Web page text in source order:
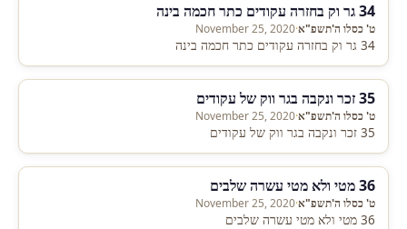
34 גר וק בחזרה עקודים כתר חכמה בינה
ט' כסלו ה'תשפ"א·
November 25, 2020
34 גר וק בחזרה עקודים כתר חכמה בינה
35 זכר ונקבה בגר ווק של עקודים
ט' כסלו ה'תשפ"א·
November 25, 2020
35 זכר ונקבה בגר ווק של עקודים
36 מטי ולא מטי עשרה שלבים
ט' כסלו ה'תשפ"א·
November 25, 2020
36 מטי ולא מטי עשרה שלבים